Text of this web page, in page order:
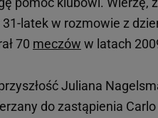
latek w rozmowie z
70 meczów w latach
Juliana
do zastąpienia